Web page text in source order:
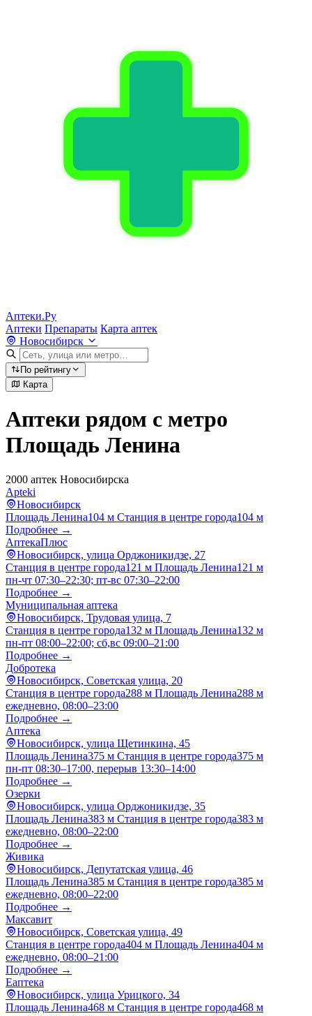
Аптеки.Ру
Аптеки Препараты Карта аптек
Новосибирск
По рейтингу
Карта
Аптеки рядом с метро
Площадь Ленина
2000 аптек Новосибирска
Apteki
Новосибирск
Площадь Ленина104 м Станция в центре города104 м
Подробнее →
АптекаПлюс
Новосибирск, улица Орджоникидзе, 27
Станция в центре города121 м Площадь Ленина121 м
пн-чт 07:30–22:30; пт-вс 07:30–22:00
Подробнее →
Муниципальная аптека
Новосибирск, Трудовая улица, 7
Станция в центре города132 м Площадь Ленина132 м
пн-пт 08:00–22:00; сб,вс 09:00–21:00
Подробнее →
Добротека
Новосибирск, Советская улица, 20
Станция в центре города288 м Площадь Ленина288 м
ежедневно, 08:00–23:00
Подробнее →
Аптека
Новосибирск, улица Щетинкина, 45
Площадь Ленина375 м Станция в центре города375 м
пн-пт 08:30–17:00, перерыв 13:30–14:00
Подробнее →
Озерки
Новосибирск, улица Орджоникидзе, 35
Площадь Ленина383 м Станция в центре города383 м
ежедневно, 08:00–22:00
Подробнее →
Живика
Новосибирск, Депутатская улица, 46
Площадь Ленина385 м Станция в центре города385 м
ежедневно, 08:00–22:00
Подробнее →
Максавит
Новосибирск, Советская улица, 49
Станция в центре города404 м Площадь Ленина404 м
ежедневно, 08:00–21:00
Подробнее →
Еаптека
Новосибирск, улица Урицкого, 34
Площадь Ленина468 м Станция в центре города468 м